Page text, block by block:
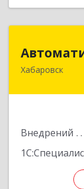
Хабаровск
Внедрений